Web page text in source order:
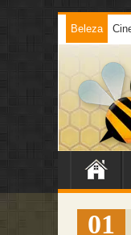
Beleza
01